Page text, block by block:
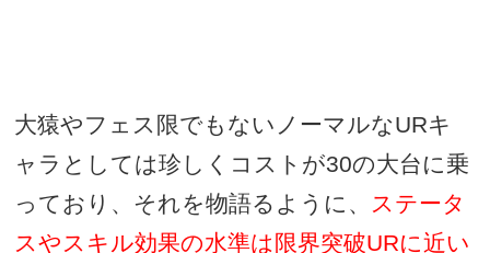
大猿やフェス限でもないノーマルなURキ
ャラとしては珍しくコストが30の大台に乗
っており、それを物語るように、 ステータ
スやスキル効果の水準は限界突破URに近い